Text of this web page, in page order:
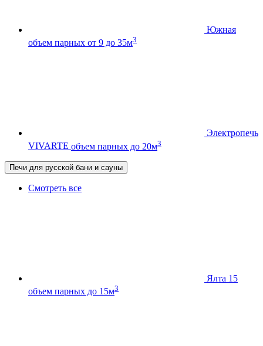
Южная
объем парных от 9 до 35м3
Электропечь
VIVARTE объем парных до 20м3
Печи для русской бани и сауны
Смотреть все
Ялта 15
объем парных до 15м3